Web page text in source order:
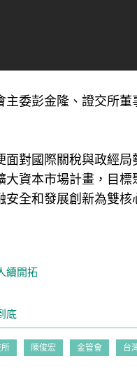
委彭金隆、證交所
對國際關稅與政經
資本市場計畫，目
全和發展創新為雙核
續開拓
底
陳俊宏 金管會 台